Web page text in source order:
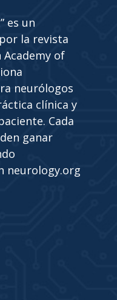
es un
la revista
Academy of
neurólogos
clínica y
Cada
ganar
neurology.org